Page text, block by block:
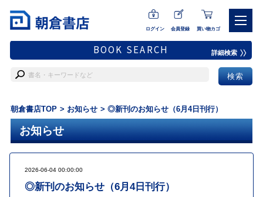
ログイン 会員登録 買い物カゴ
BOOK SEARCH 詳細検索
朝倉書店TOP お知らせ ◎新刊のお知らせ（6月4日刊行）
お知らせ
2026-06-04 00:00:00
◎新刊のお知らせ（6月4日刊行）